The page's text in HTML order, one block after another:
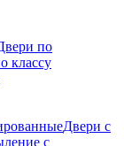
по
классу
Двери с
с